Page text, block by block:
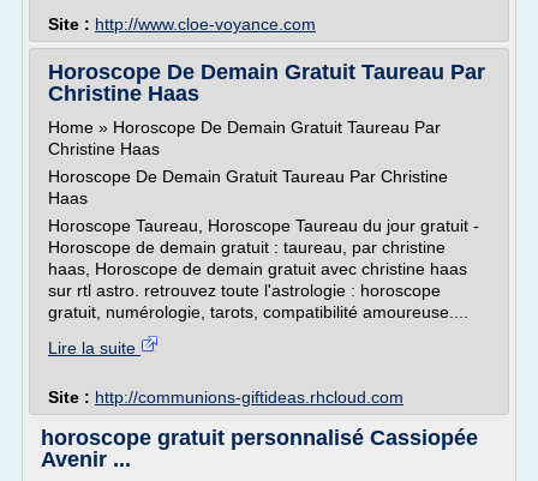
Site : http://www.cloe-voyance.com
Horoscope De Demain Gratuit Taureau Par
Christine Haas
Home » Horoscope De Demain Gratuit Taureau Par
Christine Haas
Horoscope De Demain Gratuit Taureau Par Christine
Haas
Horoscope Taureau, Horoscope Taureau du jour gratuit -
Horoscope de demain gratuit : taureau, par christine
haas, Horoscope de demain gratuit avec christine haas
sur rtl astro. retrouvez toute l'astrologie : horoscope
gratuit, numérologie, tarots, compatibilité amoureuse....
Lire la suite
Site : http://communions-giftideas.rhcloud.com
horoscope gratuit personnalisé Cassiopée
Avenir ...